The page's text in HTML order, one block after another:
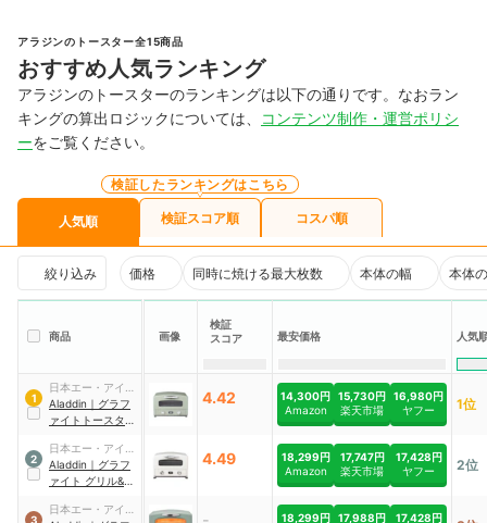
アラジンのトースター全15商品
おすすめ人気ランキング
アラジンのトースターのランキングは以下の通りです。なおラン
キングの算出ロジックについては、
コンテンツ制作・運営ポリシ
ーをご覧ください。
人気順
検証したランキングはこちら
検証スコア順 コスパ順
絞り込み 価格 同時に焼ける最大枚数 本体の幅 本体
商品 画像
検証
スコア
最安価格 人気
1
日本エー・アイ・
シー
Aladdin ｜ グラフ
ァイトトースター
4.42
14,300円
Amazon
15,730円
楽天市場
16,980円
ヤフー
1位
2
日本エー・アイ・
シー
Aladdin ｜ グラフ
ァイト グリル&ト
｜AGT-G13B
4.49
18,299円
Amazon
17,747円
楽天市場
17,428円
ヤフー
2位
3
日本エー・アイ・
18,299円 17,988円 17,428円